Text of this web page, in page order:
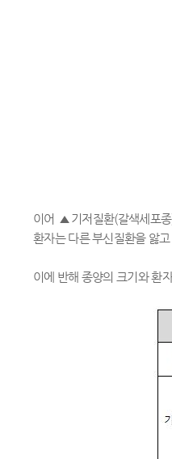
이어 ▲ 기저질환(갈색세포종
환자는 다른 부신질환을 앓
이에 반해 종양의 크기와 환